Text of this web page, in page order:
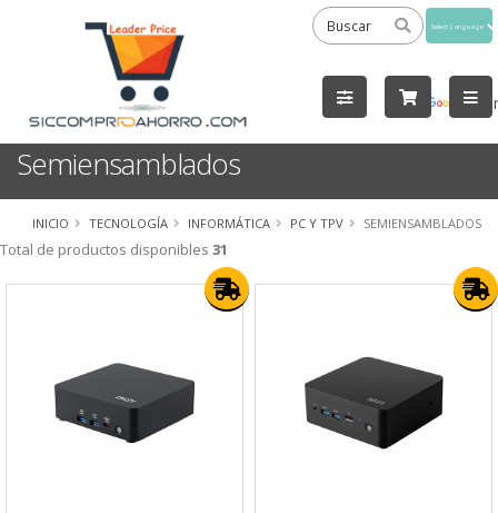
by
Semiensamblados
INICIO TECNOLOGÍA INFORMÁTICA PC Y TPV SEMIENSAMBLADOS
Total de productos disponibles 31